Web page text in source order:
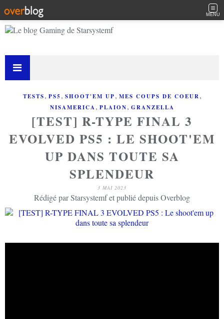
MENU
TESTS, PS5 , SHOOT'EM UP, MES COUPS DE COEUR,
NISAMERICA, PLAION, GRANZELLA
[TEST] R-TYPE FINAL 3
EVOLVED PS5 : LE SHOOT'EM
UP DANS TOUTE SA
SPLENDEUR
3 MAI 2023
Rédigé par Starsystemf et publié depuis Overblog